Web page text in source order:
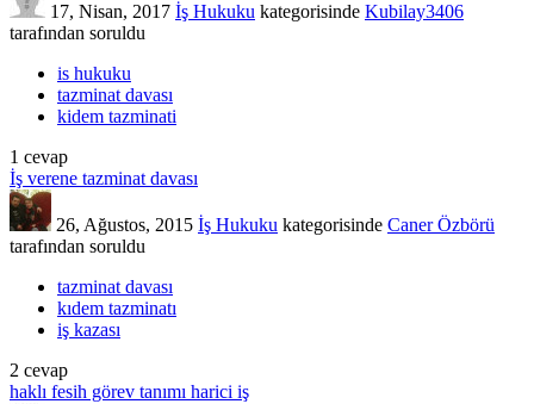
17, Nisan, 2017 İş Hukuku kategorisinde Kubilay3406
tarafından soruldu
is hukuku
tazminat davası
kidem tazminati
1 cevap
İş verene tazminat davası
26, Ağustos, 2015 İş Hukuku kategorisinde Caner Özbörü
tarafından soruldu
tazminat davası
kıdem tazminatı
iş kazası
2 cevap
haklı fesih görev tanımı harici iş